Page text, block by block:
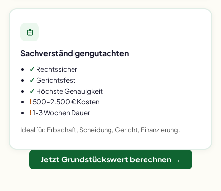
Sachverständigengutachten
✓ Rechtssicher
✓ Gerichtsfest
✓ Höchste Genauigkeit
! 500–2.500 € Kosten
!1–3 Wochen Dauer
Ideal für: Erbschaft, Scheidung, Gericht, Finanzierung.
Jetzt Grundstückswert berechnen →